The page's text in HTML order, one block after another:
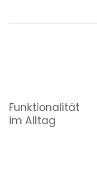
Funktionalität
im Alltag